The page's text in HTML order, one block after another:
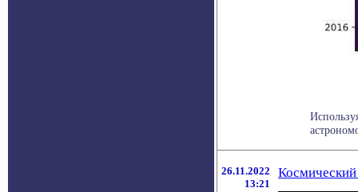
26.11.2022
13:21
Космический